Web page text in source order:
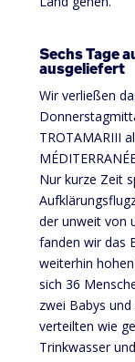
Sechs Tage
ausgeliefert
Wir verließen
TROTAMARIII
Nur kurze Zeit
der unweit von
fanden wir das
weiterhin
sich 36
zwei Babys
verteilten wie
Trinkwasser